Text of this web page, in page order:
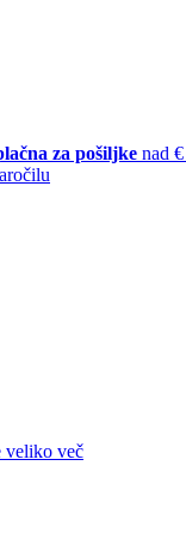
za pošiljke nad
veliko več